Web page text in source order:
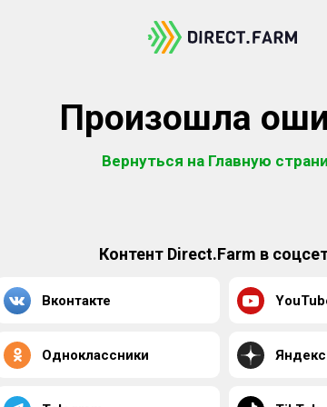
Произошла
Вернуться на Главную
Контент Direct.Farm в
Вконтакте
Одноклассники